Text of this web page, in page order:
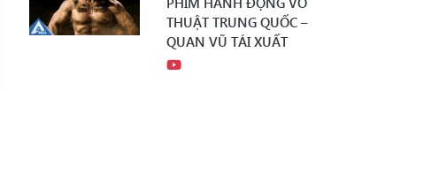
THUẬT TRUNG QUỐC –
QUAN VŨ TÁI XUẤT